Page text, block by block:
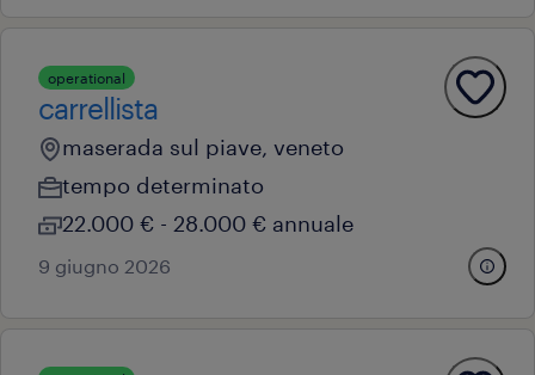
operational
carrellista
maserada sul piave, veneto
tempo determinato
22.000 € - 28.000 € annuale
9 giugno 2026